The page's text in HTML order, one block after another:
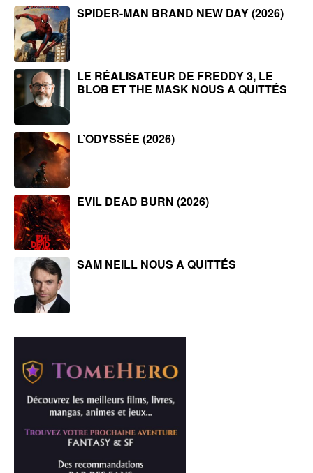
SPIDER-MAN BRAND NEW DAY (2026)
LE RÉALISATEUR DE FREDDY 3, LE
BLOB ET THE MASK NOUS A QUITTÉS
L’ODYSSÉE (2026)
EVIL DEAD BURN (2026)
SAM NEILL NOUS A QUITTÉS